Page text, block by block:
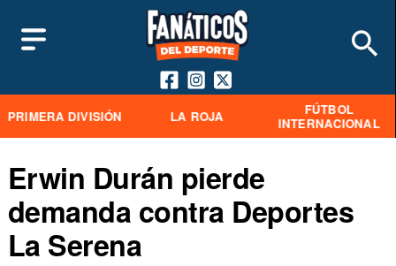
PRIMERA DIVISIÓN LA ROJA
FÚTBOL
INTERNACIONAL
Erwin Durán pierde
demanda contra Deportes
La Serena